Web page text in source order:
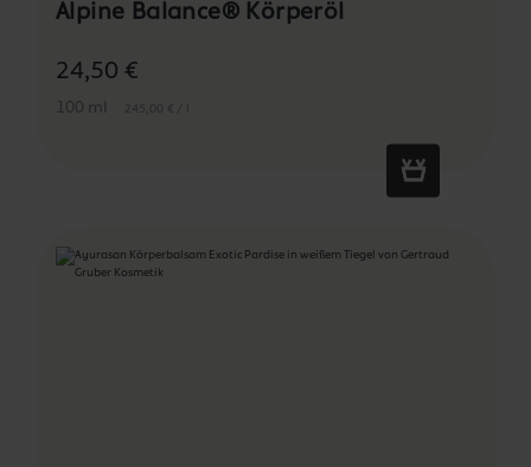
Alpine Balance® Körperöl
100 ml 245,00 € / l
24,50 €